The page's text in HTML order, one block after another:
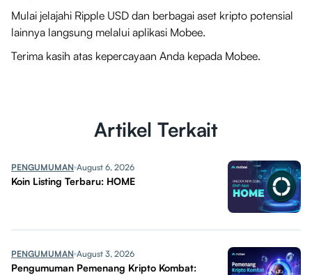
Mulai jelajahi Ripple USD dan berbagai aset kripto potensial
lainnya langsung melalui aplikasi Mobee.
Terima kasih atas kepercayaan Anda kepada Mobee.
Artikel Terkait
PENGUMUMAN August 6, 2026
Koin Listing Terbaru: HOME
PENGUMUMAN August 3, 2026
Pengumuman Pemenang Kripto Kombat: